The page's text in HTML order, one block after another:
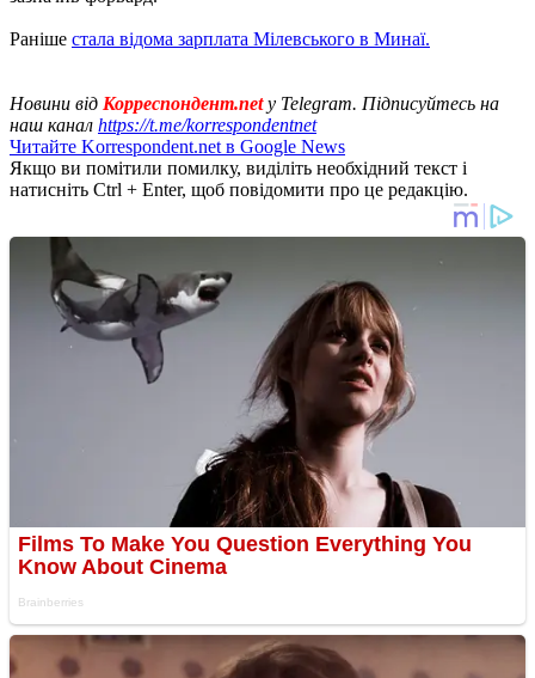
Раніше стала відома зарплата Мілевського в Минаї.
Новини від Корреспондент.netу Telegram. Підписуйтесь на
наш канал https://t.me/korrespondentnet
Читайте Korrespondent.net в Google News
Якщо ви помітили помилку, виділіть необхідний текст і
натисніть Ctrl + Enter, щоб повідомити про це редакцію.